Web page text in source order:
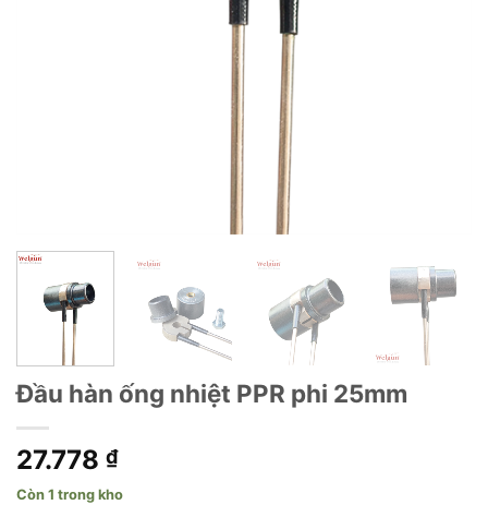
Đầu hàn ống nhiệt PPR phi 25mm
27.778 ₫
Còn 1 trong kho